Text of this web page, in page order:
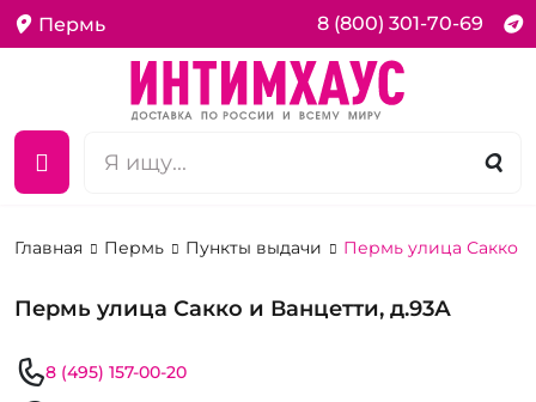
Пермь 8 (800) 301-70-69
Главная Пермь Пункты выдачи Пермь улица Сакко
Пермь улица Сакко и Ванцетти, д.93А
8 (495) 157-00-20